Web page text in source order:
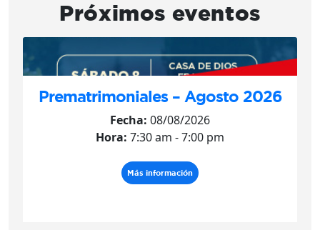
Próximos eventos
Prematrimoniales – Agosto 2026
Fecha: 08/08/2026
Hora: 7:30 am - 7:00 pm
Más información